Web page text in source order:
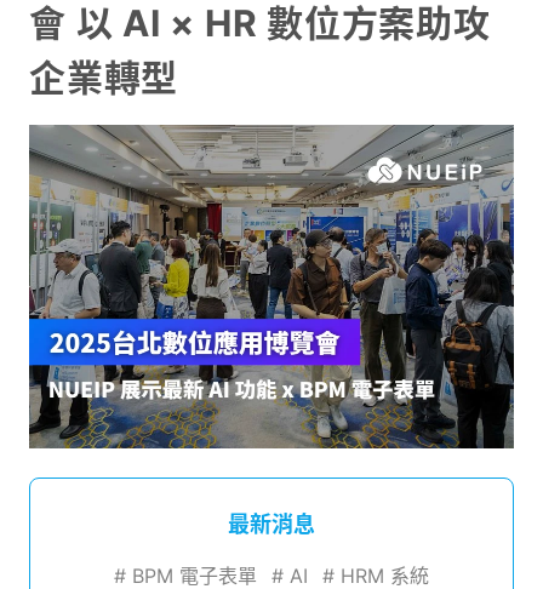
會 以 AI × HR 數位方案助攻
企業轉型
最新消息
# BPM 電子表單 # AI # HRM 系統